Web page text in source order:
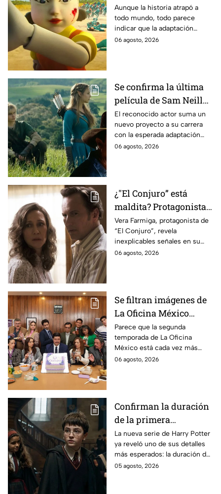
Estados Unidos? Esto
es lo que se sabe al
momento
Aunque la historia atrapó a
todo mundo, todo parece
indicar que la adaptación
podría ser cancelada:
06 agosto, 2026
Se confirma la última
película de Sam Neill
antes de morir: esto es
lo que se sabe hasta
ahora
El reconocido actor suma un
nuevo proyecto a su carrera
con la esperada adaptación
cinematográfica del popular
06 agosto, 2026
¿"El Conjuro” está
maldita? Protagonista
revela INQUIETANTES
señales en su cuerpo
durante la grabación de
la película
Vera Farmiga, protagonista de
“El Conjuro”, revela
inexplicables señales en su
cuerpo durante el rodaje de la
06 agosto, 2026
Se filtran imágenes de
La Oficina México
temporada 2 y un
detalle desata teorías
entre los fans
Parece que la segunda
temporada de La Oficina
México está cada vez más
cerca, pues el elenco ya se
06 agosto, 2026
Confirman la duración
de la primera
temporada de Harry
Potter y emocionará a
los fans de los libros
La nueva serie de Harry Potter
ya reveló uno de sus detalles
más esperados: la duración de
la primera temporada basada
05 agosto, 2026